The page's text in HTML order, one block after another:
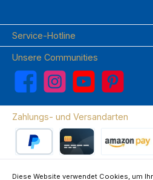
Service-Hotline
Unsere Communities
Facebook Instagram YouTube Pinterest
Zahlungs- und Versandarten
Diese Website verwendet Cookies, um